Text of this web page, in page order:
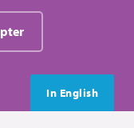
In English